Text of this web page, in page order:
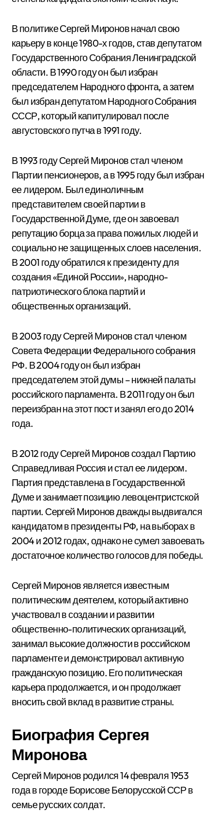
В политике Сергей Миронов начал свою
карьеру в конце 1980-х годов, став депутатом
Государственного Собрания Ленинградской
области. В 1990 году он был избран
председателем Народного фронта, а затем
был избран депутатом Народного Собрания
СССР, который капитулировал после
августовского путча в 1991 году.
В 1993 году Сергей Миронов стал членом
Партии пенсионеров, а в 1995 году был избран
ее лидером. Был единоличным
представителем своей партии в
Государственной Думе, где он завоевал
репутацию борца за права пожилых людей и
социально не защищенных слоев населения.
В 2001 году обратился к президенту для
создания «Единой России», народно-
патриотического блока партий и
общественных организаций.
В 2003 году Сергей Миронов стал членом
Совета Федерации Федерального собрания
РФ. В 2004 году он был избран
председателем этой думы – нижней палаты
российского парламента. В 2011 году он был
переизбран на этот пост и занял его до 2014
года.
В 2012 году Сергей Миронов создал Партию
Справедливая Россия и стал ее лидером.
Партия представлена в Государственной
Думе и занимает позицию левоцентристской
партии. Сергей Миронов дважды выдвигался
кандидатом в президенты РФ, на выборах в
2004 и 2012 годах, однако не сумел завоевать
достаточное количество голосов для победы.
Сергей Миронов является известным
политическим деятелем, который активно
участвовал в создании и развитии
общественно-политических организаций,
занимал высокие должности в российском
парламенте и демонстрировал активную
гражданскую позицию. Его политическая
карьера продолжается, и он продолжает
вносить свой вклад в развитие страны.
Биография Сергея
Миронова
Сергей Миронов родился 14 февраля 1953
года в городе Борисове Белорусской ССР в
семье русских солдат.